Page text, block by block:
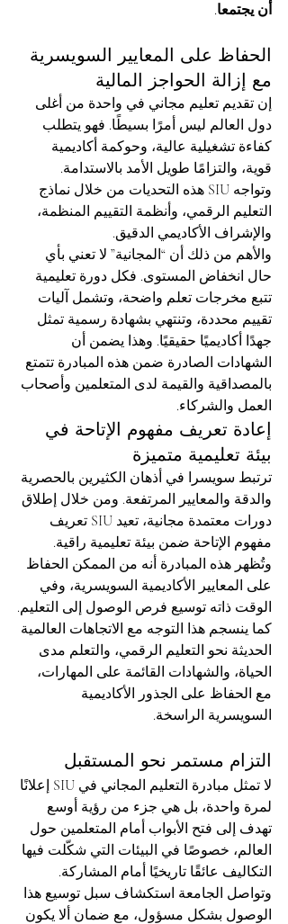
أن يجتمعا.
الحفاظ على المعايير السويسرية
مع إزالة الحواجز المالية
إن تقديم تعليم مجاني في واحدة من أغلى
دول العالم ليس أمرًا بسيطًا. فهو يتطلب
كفاءة تشغيلية عالية، وحوكمة أكاديمية
قوية، والتزامًا طويل الأمد بالاستدامة.
وتواجه SIU هذه التحديات من خلال نماذج
التعليم الرقمي، وأنظمة التقييم المنظمة،
والإشراف الأكاديمي الدقيق.
والأهم من ذلك أن “المجانية” لا تعني بأي
حال انخفاض المستوى. فكل دورة تعليمية
تتبع مخرجات تعلم واضحة، وتشمل آليات
تقييم محددة، وتنتهي بشهادة رسمية تمثل
جهدًا أكاديميًا حقيقيًا. وهذا يضمن أن
الشهادات الصادرة ضمن هذه المبادرة تتمتع
بالمصداقية والقيمة لدى المتعلمين وأصحاب
العمل والشركاء.
إعادة تعريف مفهوم الإتاحة في
بيئة تعليمية متميزة
ترتبط سويسرا في أذهان الكثيرين بالحصرية
والدقة والمعايير المرتفعة. ومن خلال إطلاق
دورات معتمدة مجانية، تعيد SIU تعريف
مفهوم الإتاحة ضمن بيئة تعليمية راقية.
وتُظهر هذه المبادرة أنه من الممكن الحفاظ
على المعايير الأكاديمية السويسرية، وفي
الوقت ذاته توسيع فرص الوصول إلى التعليم.
كما ينسجم هذا التوجه مع الاتجاهات العالمية
الحديثة نحو التعليم الرقمي، والتعلم مدى
الحياة، والشهادات القائمة على المهارات،
مع الحفاظ على الجذور الأكاديمية
السويسرية الراسخة.
التزام مستمر نحو المستقبل
لا تمثل مبادرة التعليم المجاني في SIU إعلانًا
لمرة واحدة، بل هي جزء من رؤية أوسع
تهدف إلى فتح الأبواب أمام المتعلمين حول
العالم، خصوصًا في البيئات التي شكّلت فيها
التكاليف عائقًا تاريخيًا أمام المشاركة.
وتواصل الجامعة استكشاف سبل توسيع هذا
الوصول بشكل مسؤول، مع ضمان ألا يكون